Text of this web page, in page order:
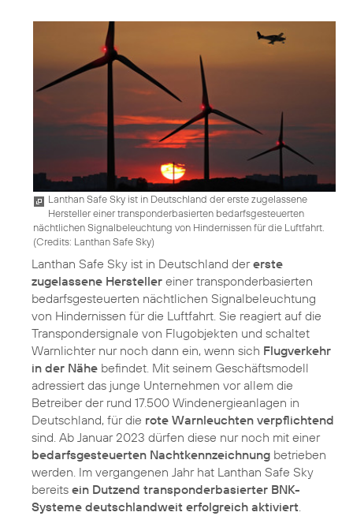
Lanthan Safe Sky ist in Deutschland der erste zugelassene
Hersteller einer transponderbasierten bedarfsgesteuerten
nächtlichen Signalbeleuchtung von Hindernissen für die Luftfahrt.
(Credits: Lanthan Safe Sky)
Lanthan Safe Sky ist in Deutschland dererste
zugelassene Hersteller einer transponderbasierten
bedarfsgesteuerten nächtlichen Signalbeleuchtung
von Hindernissen für die Luftfahrt. Sie reagiert auf die
Transpondersignale von Flugobjekten und schaltet
Warnlichter nur noch dann ein, wenn sich Flugverkehr
in der Nähe befindet. Mit seinem Geschäftsmodell
adressiert das junge Unternehmen vor allem die
Betreiber der rund 17.500 Windenergieanlagen in
Deutschland, für die rote Warnleuchten verpflichtend
sind. Ab Januar 2023 dürfen diese nur noch mit einer
bedarfsgesteuerten Nachtkennzeichnung betrieben
werden. Im vergangenen Jahr hat Lanthan Safe Sky
bereits ein Dutzend transponderbasierter BNK-
Systeme deutschlandweit erfolgreich aktiviert.